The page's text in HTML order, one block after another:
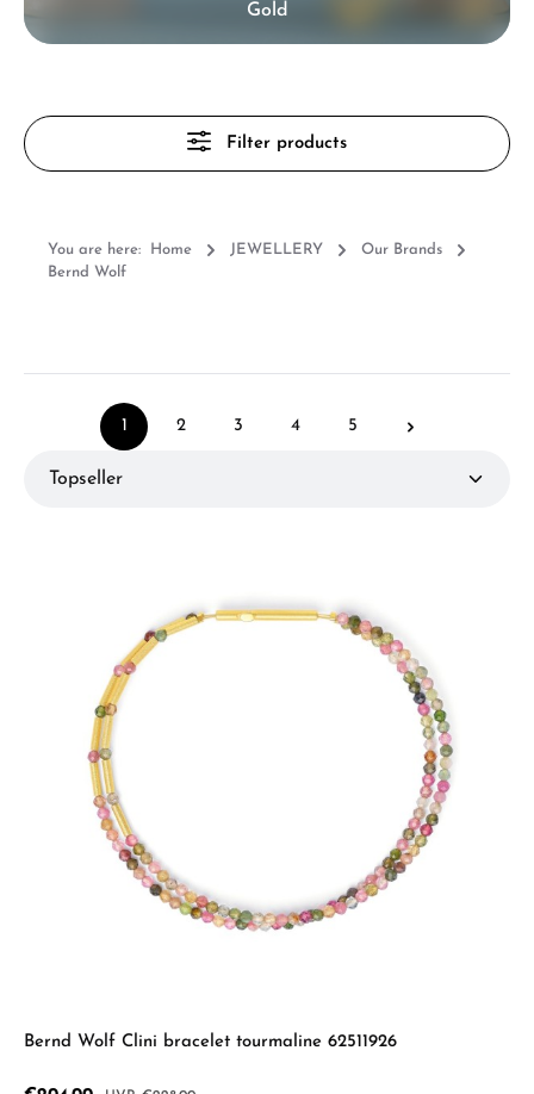
Gold
Filter products
You are here: Home JEWELLERY
Our Brands
Bernd Wolf
Page
1 2 3 4 5
Bernd Wolf Clini bracelet tourmaline 62511926